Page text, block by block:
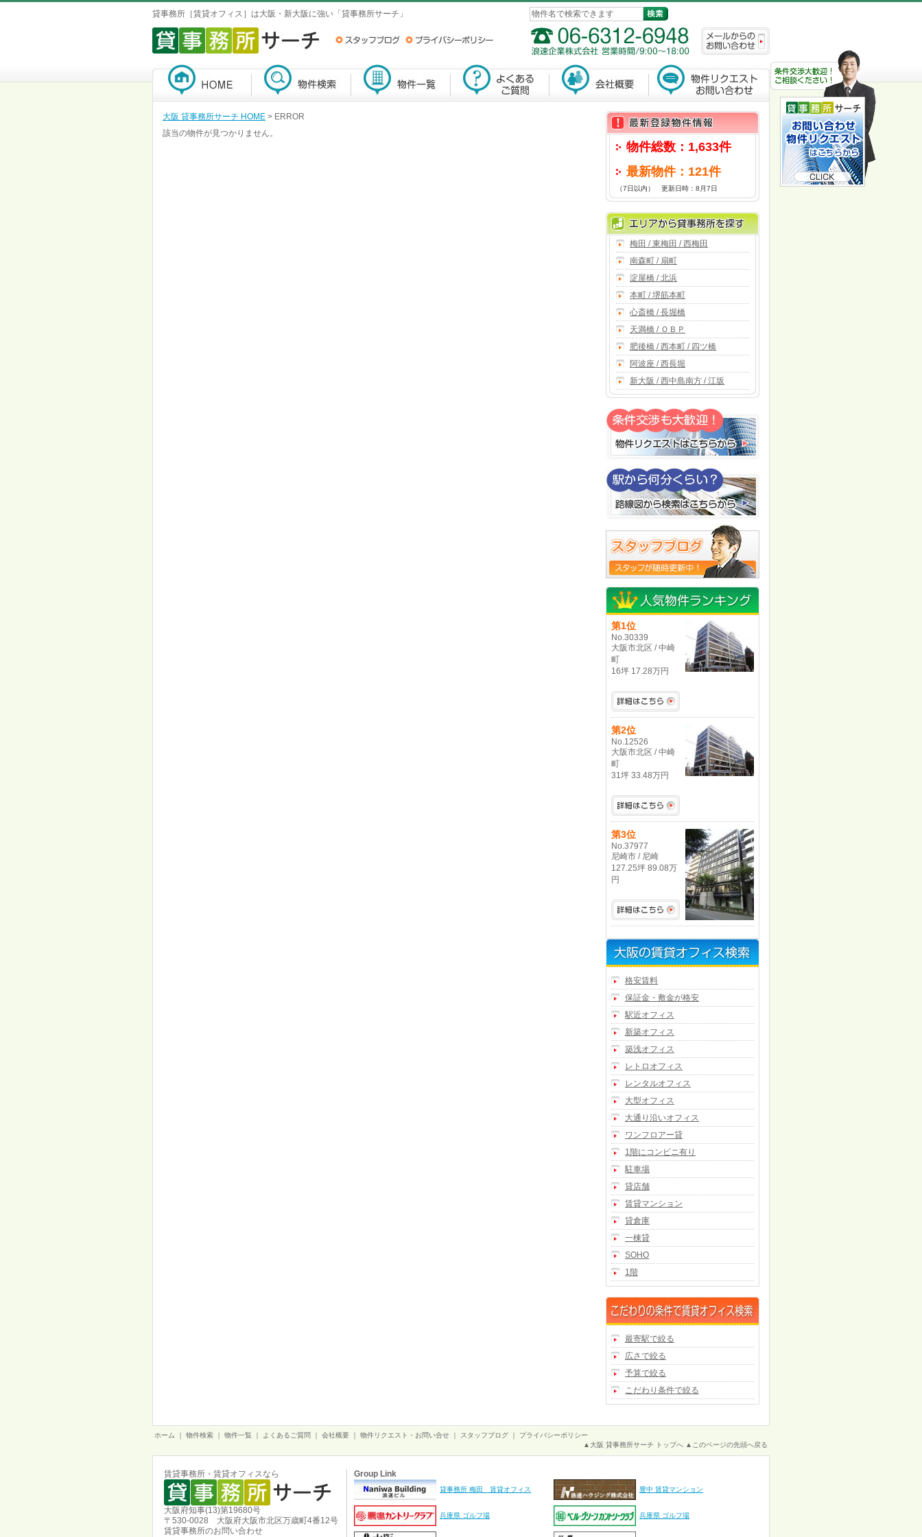
貸事務所［賃貸オフィス］は大阪・新大阪に強い「貸事務所サーチ」
大阪 貸事務所サーチ HOME > ERROR
該当の物件が見つかりません。
物件総数：1,633件
最新物件：121件
（7日以内） 更新日時：8月7日
梅田 / 東梅田 / 西梅田
南森町 / 扇町
淀屋橋 / 北浜
本町 / 堺筋本町
心斎橋 / 長堀橋
天満橋 / ＯＢＰ
肥後橋 / 西本町 / 四ツ橋
阿波座 / 西長堀
新大阪 / 西中島南方 / 江坂
第1位
No.30339
大阪市北区 / 中崎
町
16坪 17.28万円
第2位
No.12526
大阪市北区 / 中崎
町
31坪 33.48万円
第3位
No.37977
尼崎市 / 尼崎
127.25坪 89.08万
円
格安賃料
保証金・敷金が格安
駅近オフィス
新築オフィス
築浅オフィス
レトロオフィス
レンタルオフィス
大型オフィス
大通り沿いオフィス
ワンフロアー貸
1階にコンビニ有り
駐車場
貸店舗
賃貸マンション
貸倉庫
一棟貸
SOHO
1階
最寄駅で絞る
広さで絞る
予算で絞る
こだわり条件で絞る
ホーム 物件検索 物件一覧 よくあるご質問 会社概要 物件リクエスト・お問い合せ スタッフブログ
プライバシーポリシー
▲大阪 貸事務所サーチ トップへ ▲このページの先頭へ戻る
賃貸事務所・賃貸オフィスなら
大阪府知事(13)第19680号
〒530-0028 大阪府大阪市北区万歳町4番12号
賃貸事務所のお問い合わせ
Group Link
貸事務所 梅田 賃貸オフィス 豊中 賃貸マンション
兵庫県 ゴルフ場 兵庫県 ゴルフ場